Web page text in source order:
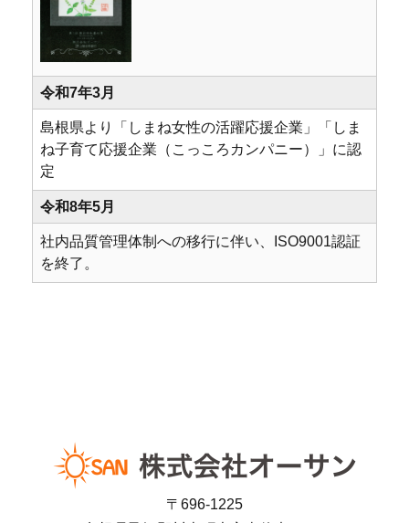
令和7年3月
島根県より「しまね女性の活躍応援企業」「しま
ね子育て応援企業（こっころカンパニー）」に認
定
令和8年5月
社内品質管理体制への移行に伴い、ISO9001認証
を終了。
〒696-1225